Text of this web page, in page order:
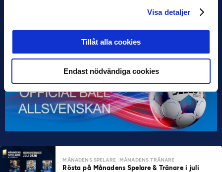
Visa detaljer
Tillåt alla cookies
Endast nödvändiga cookies
MÅNADENS SPELARE MÅNADENS TRÄNARE
Rösta på Månadens Spelare & Tränare i juli